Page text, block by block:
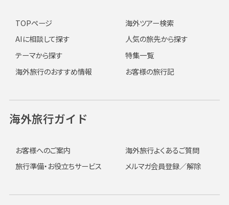
TOPページ
海外ツアー検索
AIに相談して探す
人気の旅先から探す
テーマから探す
特集一覧
海外旅行のおすすめ情報
お客様の旅行記
海外旅行ガイド
お客様へのご案内
海外旅行よくあるご質問
旅行準備・お役立ちサービス
メルマガ会員登録／解除